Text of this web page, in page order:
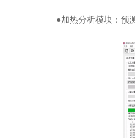
●加热分析模块：预测